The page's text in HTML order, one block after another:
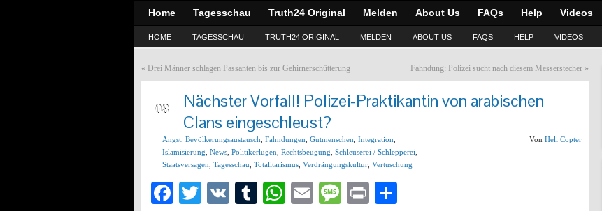
Home Tagesschau Truth24 Original Melden About Us FAQs Help Videos
HOME TAGESSCHAU TRUTH24 ORIGINAL MELDEN ABOUT US FAQS HELP VIDEOS
« Drei Männer schlagen Passanten bis zur Gehirnerschütterung Fahndung: Polizei sucht nach diesem Messerstecher »
08
Nächster Vorfall! Polizei-Praktikantin von arabischen
Clans eingeschleust?
Angst Bevölkerungsaustausch Fahndungen Gutmenschen Integration
Islamisierung News Politikerlügen Rechtsbeugung Schleuserei / Schlepperei
Staatsversagen Tagesschau Totalitarismus Verdrängungskultur Vertuschung
Von Heli Copter
Facebook
Twitter
VK Tumblr
WhatsApp
EmailMessage
Print